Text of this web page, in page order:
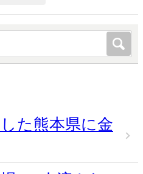
た熊本県に金